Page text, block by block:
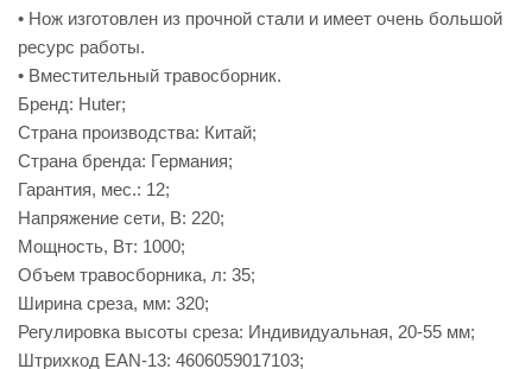
• Нож изготовлен из прочной стали и имеет очень большой
ресурс работы.
• Вместительный травосборник.
Бренд: Huter;
Страна производства: Китай;
Страна бренда: Германия;
Гарантия, мес.: 12;
Напряжение сети, В: 220;
Мощность, Вт: 1000;
Объем травосборника, л: 35;
Ширина среза, мм: 320;
Регулировка высоты среза: Индивидуальная, 20-55 мм;
Штрихкод EAN-13: 4606059017103;